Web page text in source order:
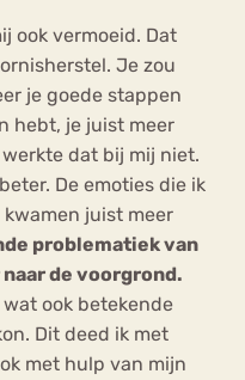
ook vermoeid. Dat
Je zou
je goede stappen
hebt, je juist meer
dat bij mij niet.
De emoties die ik
juist meer
problematiek van
de voorgrond.
ook betekende
Dit deed ik met
met hulp van mijn